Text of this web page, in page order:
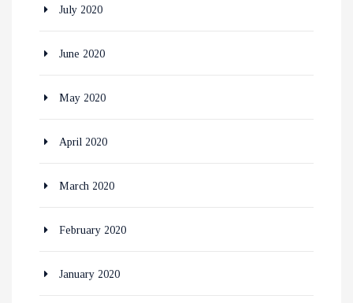
July 2020
June 2020
May 2020
April 2020
March 2020
February 2020
January 2020